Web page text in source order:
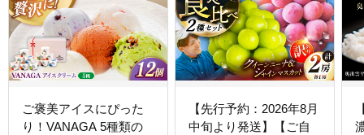
ご褒美アイスにぴった
り！VANAGA 5種類の
【先行予約：2026年8月
中旬より発送】【ご自